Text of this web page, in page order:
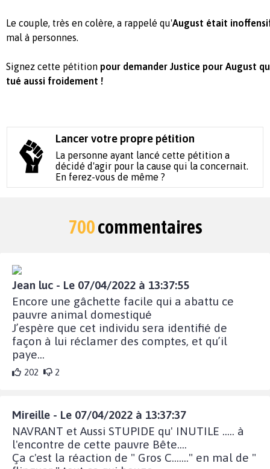
Le couple, très en colère, a rappelé qu'August était
mal à personnes.
Signez cette pétition pour demander Justice pour August
tué aussi froidement !
Lancer votre propre pétition
La personne ayant lancé cette pétition a
décidé d'agir pour la cause qui la concernait.
En ferez-vous de même ?
700commentaires
Jean luc - Le 07/04/2022 à 13:37:55
Encore une gâchette facile qui a abattu ce
pauvre animal domestiqué
J’espère que cet individu sera identifié de
façon à lui réclamer des comptes, et qu’il
paye…
202 2
Mireille - Le 07/04/2022 à 13:37:37
NAVRANT et Aussi STUPIDE qu' INUTILE ..... à
l'encontre de cette pauvre Bête....
Ça c'est la réaction de " Gros C......." en mal de "